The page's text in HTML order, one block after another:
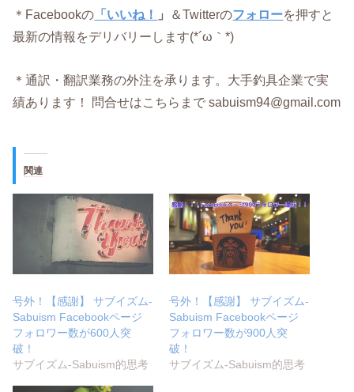
＊Facebookの 「いいね！ 」 ＆Twitterのフォローを押すと
最新の情報をデリバリーします(*´ω｀*)
＊通訳・翻訳業務の外注を承ります。大手釣具企業で実
績あります！ 問合せはこちらまで sabuism94@gmail.com
関連
号外！【感謝】 サブイズム-
Sabuism Facebookページ
フォロワー数が600人突
破！
サブイズム-Sabuism的思考
号外！【感謝】 サブイズム-
Sabuism Facebookページ
フォロワー数が900人突
破！
サブイズム-Sabuism的思考